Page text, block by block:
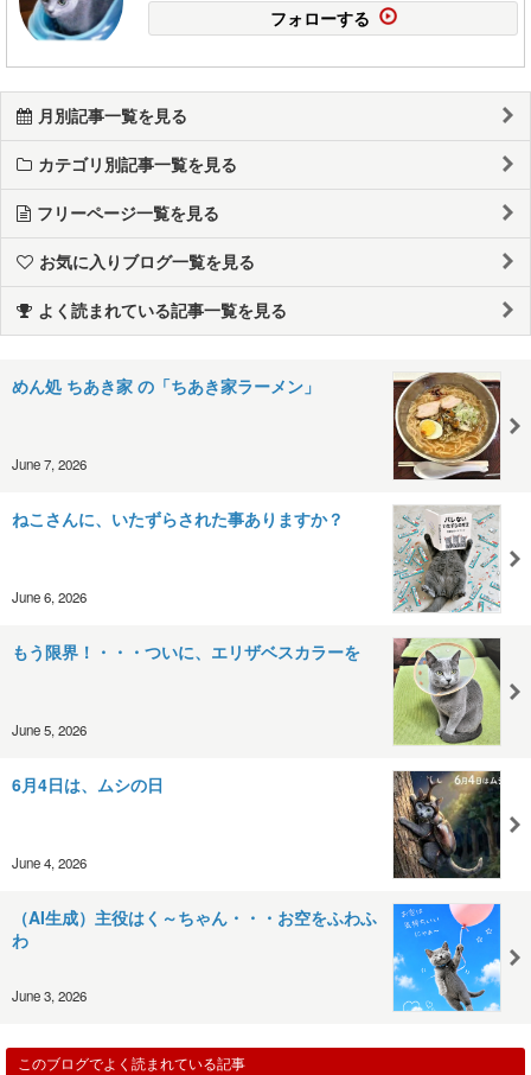
フォローする
月別記事一覧を見る
カテゴリ別記事一覧を見る
フリーページ一覧を見る
お気に入りブログ一覧を見る
よく読まれている記事一覧を見る
めん処 ちあき家 の「ちあき家ラーメン」
June 7, 2026
ねこさんに、いたずらされた事ありますか？
June 6, 2026
もう限界！・・・ついに、エリザベスカラーを
June 5, 2026
6月4日は、ムシの日
June 4, 2026
（AI生成）主役はく～ちゃん・・・お空をふわふ
わ
June 3, 2026
このブログでよく読まれている記事